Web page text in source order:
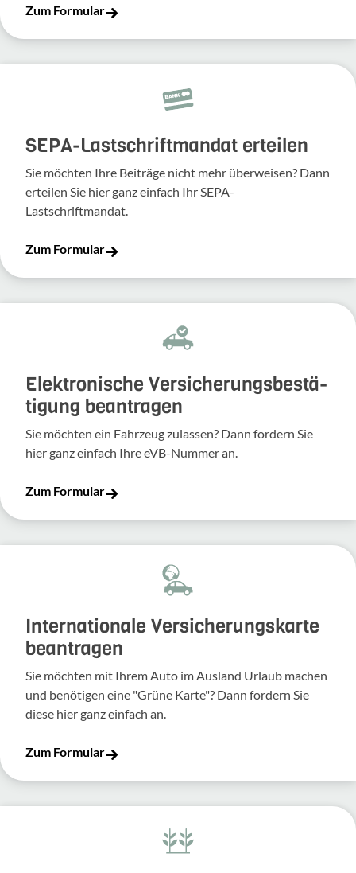
Zum Formular
SEPA-Lastschriftmandat erteilen
Sie möchten Ihre Beiträge nicht mehr überweisen? Dann
erteilen Sie hier ganz einfach Ihr SEPA-
Lastschriftmandat.
Zum Formular
Elek­tro­ni­sche Versi­che­rungs­be­stä­
ti­gung bean­tragen
Sie möchten ein Fahr­zeug zulassen? Dann fordern Sie
hier ganz einfach Ihre eVB-​Nummer an.
Zum Formular
Inter­na­tio­nale Versi­che­rungs­karte
bean­tragen
Sie möchten mit Ihrem Auto im Ausland Urlaub machen
und benö­tigen eine "Grüne Karte"? Dann fordern Sie
diese hier ganz einfach an.
Zum Formular